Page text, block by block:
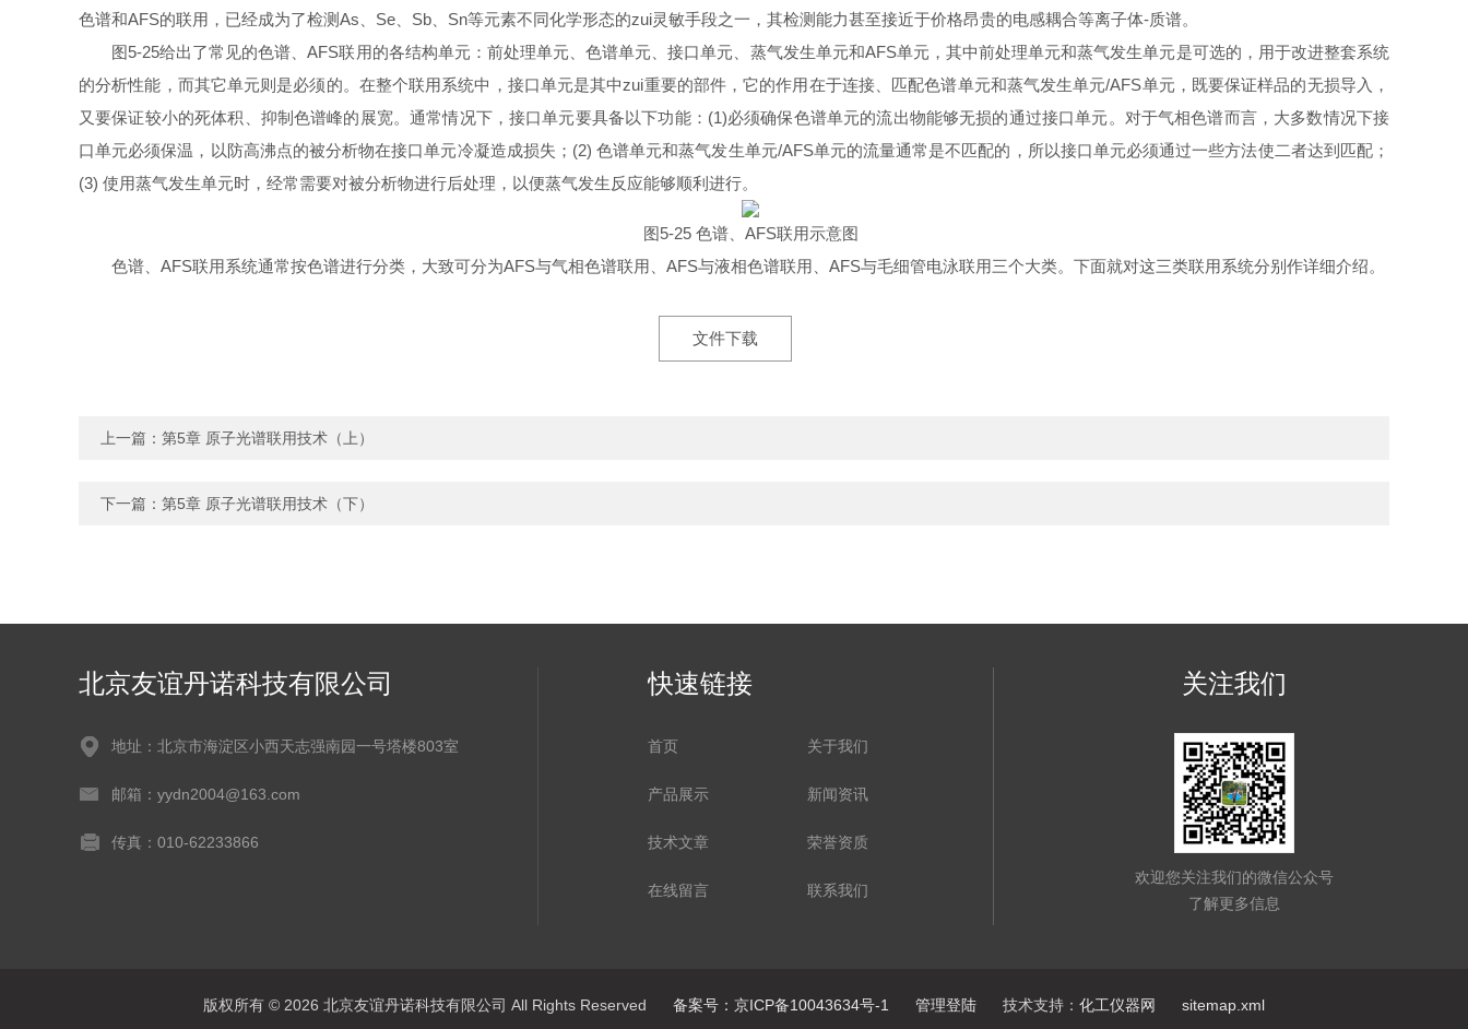
色谱和AFS的联用，已经成为了检测As、Se、Sb、Sn等元素不同化学形态的zui灵敏手段之一，其检测能力甚至接近于价格昂贵的电感耦合等离子体-质谱。
图5-25给出了常见的色谱、AFS联用的各结构单元：前处理单元、色谱单元、接口单元、蒸气发生单元和AFS单元，其中前处理单元和蒸气发生单元是可选的，用于改进整套系统
的分析性能，而其它单元则是必须的。在整个联用系统中，接口单元是其中zui重要的部件，它的作用在于连接、匹配色谱单元和蒸气发生单元/AFS单元，既要保证样品的无损导入，
又要保证较小的死体积、抑制色谱峰的展宽。通常情况下，接口单元要具备以下功能：(1)必须确保色谱单元的流出物能够无损的通过接口单元。对于气相色谱而言，大多数情况下接
口单元必须保温，以防高沸点的被分析物在接口单元冷凝造成损失；(2) 色谱单元和蒸气发生单元/AFS单元的流量通常是不匹配的，所以接口单元必须通过一些方法使二者达到匹配；
(3) 使用蒸气发生单元时，经常需要对被分析物进行后处理，以便蒸气发生反应能够顺利进行。
图5-25 色谱、AFS联用示意图
色谱、AFS联用系统通常按色谱进行分类，大致可分为AFS与气相色谱联用、AFS与液相色谱联用、AFS与毛细管电泳联用三个大类。下面就对这三类联用系统分别作详细介绍。
文件下载
上一篇： 第5章 原子光谱联用技术（上）
下一篇： 第5章 原子光谱联用技术（下）
北京友谊丹诺科技有限公司
地址：北京市海淀区小西天志强南园一号塔楼803室
邮箱：yydn2004@163.com
传真：010-62233866
快速链接
首页 关于我们
产品展示 新闻资讯
技术文章 荣誉资质
在线留言 联系我们
关注我们
欢迎您关注我们的微信公众号
了解更多信息
版权所有 © 2026 北京友谊丹诺科技有限公司 All Rights Reserved 备案号：京ICP备10043634号-1 管理登陆 技术支持： 化工仪器网 sitemap.xml